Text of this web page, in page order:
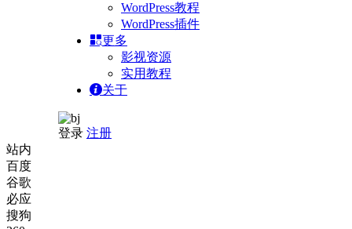
WordPress教程
WordPress插件
更多
影视资源
实用教程
关于
登录 注册
站内
百度
谷歌
必应
搜狗